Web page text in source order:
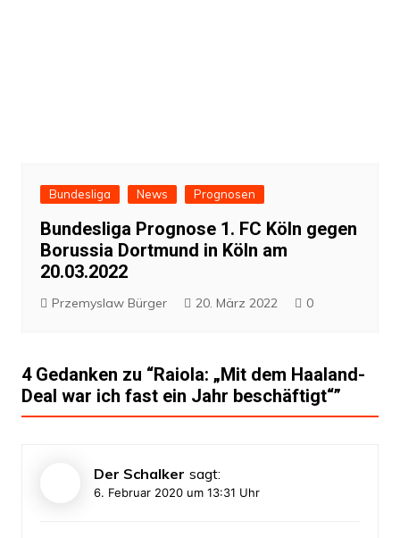
Bundesliga News Prognosen
Bundesliga Prognose 1. FC Köln gegen
Borussia Dortmund in Köln am
20.03.2022
Przemyslaw Bürger 20. März 2022 0
4 Gedanken zu “Raiola: „Mit dem Haaland-
Deal war ich fast ein Jahr beschäftigt“”
Der Schalker sagt:
6. Februar 2020 um 13:31 Uhr